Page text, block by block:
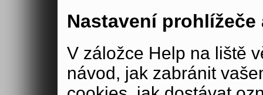
Nastavení
V záložce Help na liště
návod, jak zabránit